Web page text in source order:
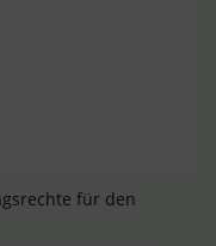
für den